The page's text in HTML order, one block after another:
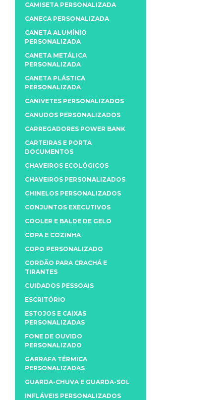
CAMISETA PERSONALIZADA
CANECA PERSONALIZADA
CANETA ALUMÍNIO
PERSONALIZADA
CANETA METÁLICA
PERSONALIZADA
CANETA PLÁSTICA
PERSONALIZADA
CANIVETES PERSONALIZADOS
CANUDOS PERSONALIZADOS
CARREGADORES POWER BANK
CARTEIRAS E PORTA
DOCUMENTOS
CHAVEIROS ECOLÓGICOS
CHAVEIROS PERSONALIZADOS
CHINELOS PERSONALIZADOS
CONJUNTOS EXECUTIVOS
COOLER E BALDE DE GELO
COPA E COZINHA
COPO PERSONALIZADO
CORDÃO PARA CRACHÁ E
TIRANTES
CUIDADOS PESSOAIS
ESCRITÓRIO
ESTOJOS E CAIXAS
PERSONALIZADAS
FONE DE OUVIDO
PERSONALIZADO
GARRAFA TÉRMICA
PERSONALIZADAS
GUARDA-CHUVA E GUARDA-SOL
INFLÁVEIS PERSONALIZADOS